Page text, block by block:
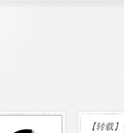
比是艺术的
【转载